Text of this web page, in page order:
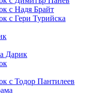
с Надя Брайт
с Гери Турийска
Дарик
с Тодор Пантилеев